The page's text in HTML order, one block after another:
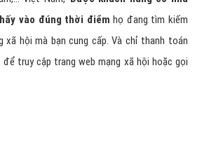
vào đúng thời điểm họ đang tìm kiếm
xã hội mà bạn cung cấp. Và chỉ thanh toán
để truy cập trang web mạng xã hội hoặc gọi